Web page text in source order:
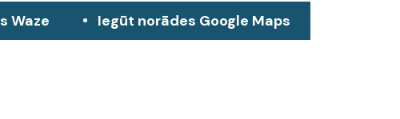
Waze Iegūt norādes Google Maps